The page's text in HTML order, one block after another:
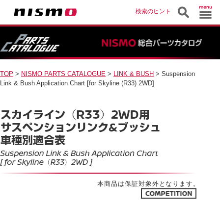
検索のヒント
TOP > NISMO PARTS CATALOGUE > LINK & BUSH > Suspension
Link & Bush Application Chart [for Skyline (R33) 2WD]
本商品は保証対象外となります。